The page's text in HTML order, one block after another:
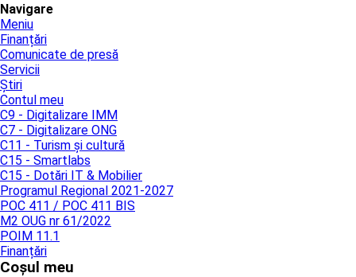
Navigare
Meniu
Finanțări
Comunicate de presă
Servicii
Știri
Contul meu
C9 - Digitalizare IMM
C7 - Digitalizare ONG
C11 - Turism și cultură
C15 - Smartlabs
C15 - Dotări IT & Mobilier
Programul Regional 2021-2027
POC 411 / POC 411 BIS
M2 OUG nr 61/2022
POIM 11.1
Finanțări
Coșul meu